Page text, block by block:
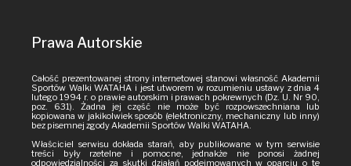
Prawa Autorskie
Całość prezentowanej strony internetowej stanowi własność Akademii
Sportów Walki WATAHA i jest utworem w rozumieniu ustawy z dnia 4
lutego 1994 r. o prawie autorskim i prawach pokrewnych (Dz. U. Nr 90,
poz. 631). Żadna jej część nie może być rozpowszechniana lub
kopiowana w jakikolwiek sposób (elektroniczny, mechaniczny lub inny)
bez pisemnej zgody Akademii Sportów Walki WATAHA.
Właściciel serwisu dokłada starań, aby publikowane w tym serwisie
treści były rzetelne i pomocne, jednakże nie ponosi żadnej
odpowiedzialności za skutki działań podejmowanych w oparciu o te